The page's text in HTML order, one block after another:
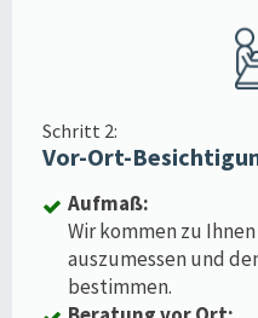
Schritt 2:
Vor-Ort-
Aufmaß:
Wir kommen zu
auszumessen und
bestimmen.